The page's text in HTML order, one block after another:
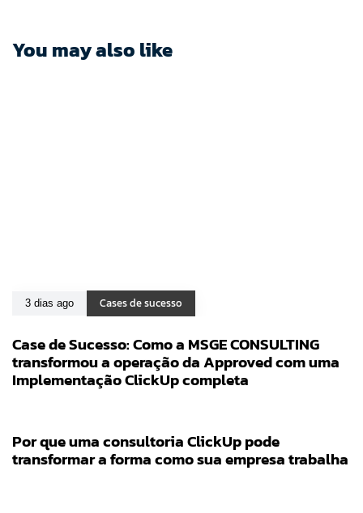
You may also like
3 dias ago Cases de sucesso
Case de Sucesso: Como a MSGE CONSULTING
transformou a operação da Approved com uma
Implementação ClickUp completa
Por que uma consultoria ClickUp pode
transformar a forma como sua empresa trabalha